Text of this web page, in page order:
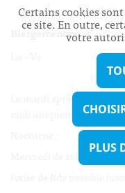
13h30 -
Biergercenter
Lu - Ve 08h00 -
13h30 -
Le mardi après-midi et le
midi uniquement sur Rdv.
Mercredi de 16h00 -
Certains cookies
ce site. En outre,
votre
PLUS